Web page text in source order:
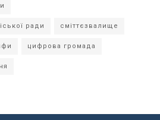
ради сміттєзвалище
цифрова громада